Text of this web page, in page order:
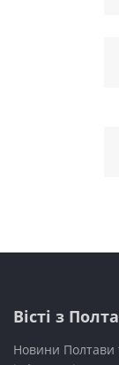
Вісті з
Новини Полтави